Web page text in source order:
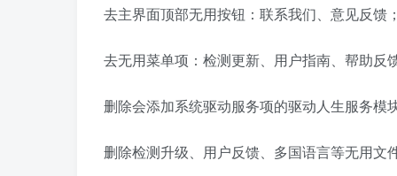
去主界面顶部无用按钮：联系我们、意见反馈；
去无用菜单项：检测更新、用户指南、帮助反
删除会添加系统驱动服务项的驱动人生服务模
删除检测升级、用户反馈、多国语言等无用文